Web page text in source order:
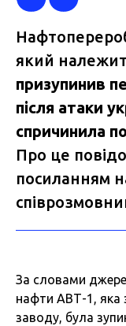
який
призупинив
після атаки
спричинила
Про це
посиланням
За словами
нафти АВТ-1, яка
заводу, була